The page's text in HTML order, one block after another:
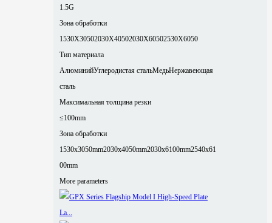
1.5G
Зона обработки
1530X30502030X40502030X60502530X6050
Тип материала
АлюминийУглеродистая стальМедьНержавеющая
сталь
Максимальная толщина резки
≤100mm
Зона обработки
1530x3050mm2030x4050mm2030x6100mm2540x61
00mm
More parameters